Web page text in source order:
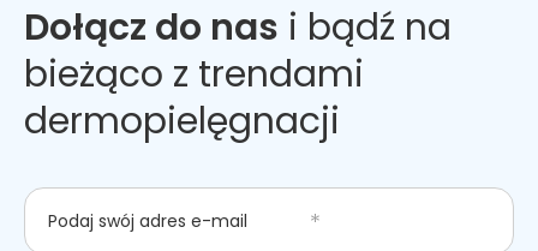
Dołącz do nas i bądź na
bieżąco z trendami
dermopielęgnacji
Podaj swój adres e-mail